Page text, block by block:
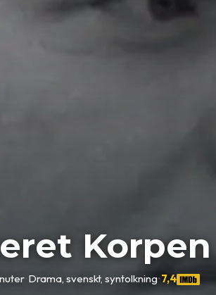
Korpen
Drama, svenskt, syntolkning•7,4